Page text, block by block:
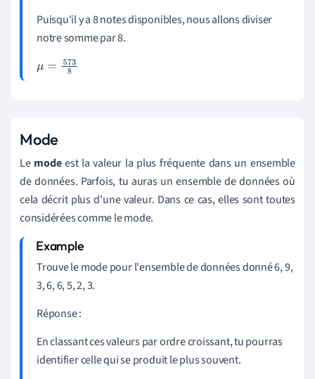
Puisqu'il y a 8 notes disponibles, nous allons diviser
notre somme par 8.
μ=5738
Mode
Le modeest la valeur la plus fréquente dans un ensemble
de données. Parfois, tu auras un ensemble de données où
cela décrit plus d'une valeur. Dans ce cas, elles sont toutes
considérées comme le mode.
Trouve le mode pour l'ensemble de données donné 6, 9,
3, 6, 6, 5, 2, 3.
Réponse :
En classant ces valeurs par ordre croissant, tu pourras
identifier celle qui se produit le plus souvent.